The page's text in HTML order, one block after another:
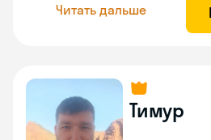
Читать дальше
Тимур